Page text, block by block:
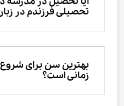
تحصیلی فرزندم در زبان
بهترین سن برای
زمانی است؟